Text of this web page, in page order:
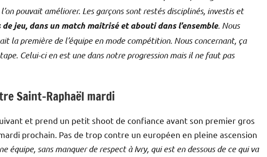
pouvait améliorer. Les garçons sont restés disciplinés, investis et
jeu, dans un match maîtrisé et abouti dans l’ensemble. Nous
la première de l’équipe en mode compétition. Nous concernant, ça
Celui-ci en est une dans notre progression mais il ne faut pas
Saint-Raphaël mardi
et prend un petit shoot de confiance avant son premier gros
prochain. Pas de trop contre un européen en pleine ascension
équipe, sans manquer de respect à Ivry, qui est en dessous de ce qui va